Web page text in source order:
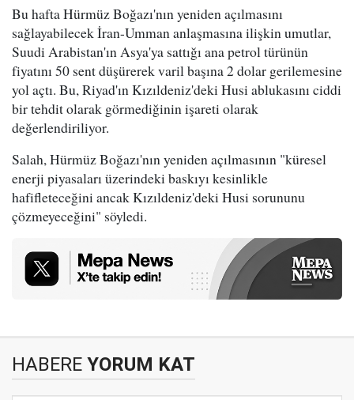
Bu hafta Hürmüz Boğazı'nın yeniden açılmasını
sağlayabilecek İran-Umman anlaşmasına ilişkin umutlar,
Suudi Arabistan'ın Asya'ya sattığı ana petrol türünün
fiyatını 50 sent düşürerek varil başına 2 dolar gerilemesine
yol açtı. Bu, Riyad'ın Kızıldeniz'deki Husi ablukasını ciddi
bir tehdit olarak görmediğinin işareti olarak
değerlendiriliyor.
Salah, Hürmüz Boğazı'nın yeniden açılmasının "küresel
enerji piyasaları üzerindeki baskıyı kesinlikle
hafifleteceğini ancak Kızıldeniz'deki Husi sorununu
çözmeyeceğini" söyledi.
HABERE YORUM KAT